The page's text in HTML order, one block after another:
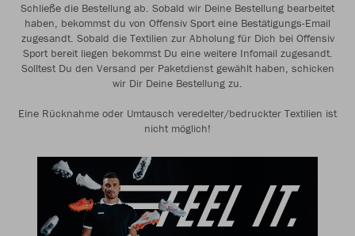
Schließe die Bestellung ab. Sobald wir Deine Bestellung bearbeitet
haben, bekommst du von Offensiv Sport eine Bestätigungs-Email
zugesandt. Sobald die Textilien zur Abholung für Dich bei Offensiv
Sport bereit liegen bekommst Du eine weitere Infomail zugesandt.
Solltest Du den Versand per Paketdienst gewählt haben, schicken
wir Dir Deine Bestellung zu.
Eine Rücknahme oder Umtausch veredelter/bedruckter Textilien ist
nicht möglich!